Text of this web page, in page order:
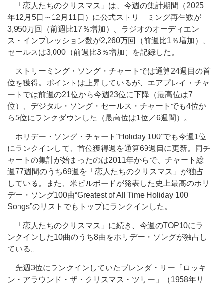
「恋人たちのクリスマス」は、今週の集計期間（2025
年12月5日～12月11日）に公式ストリーミング再生数が
3,950万回（前週比17％増加）、ラジオのオーディエン
ス・インプレッション数が2,260万回（前週比1％増加）、
セールスは3,000（前週比3％増加）を記録した。
ストリーミング・ソング・チャートでは通算24週目の首
位を獲得。ポイントは上昇しているが、エアプレイ・チャ
ートでは前週の21位から今週23位に下降（最高位は7
位）、デジタル・ソング・セールス・チャートでも4位か
ら5位にランクダウンした（最高位は1位／6週間）。
ホリデー・ソング・チャート“Holiday 100”でも今週1位
にランクインして、首位獲得週を通算69週目に更新。同チ
ャートの集計が始まったのは2011年からで、チャート総
週77週間のうち69週を「恋人たちのクリスマス」が独占
している。また、米ビルボードが発表した史上最高のホリ
デー・ソング100曲“Greatest of All Time Holiday 100
Songs”のリストでもトップにランクインした。
「恋人たちのクリスマス」に続き、今週のTOP10にラ
ンクインした10曲のうち8曲をホリデー・ソングが独占し
ている。
先週3位にランクインしていたブレンダ・リー「ロッキ
ン・アラウンド・ザ・クリスマス・ツリー」（1958年リ